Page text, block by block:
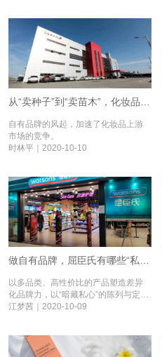
自有品牌的风起，加速了化妆品上游
市场的竞争。
时林平｜2020-10-10
以多品类、高性价比的产品塑造差异
化品牌力，以“暗藏私心”的陈列与定价
策略提升转化，做自有品牌，屈臣氏
江梦茜｜2020-10-09